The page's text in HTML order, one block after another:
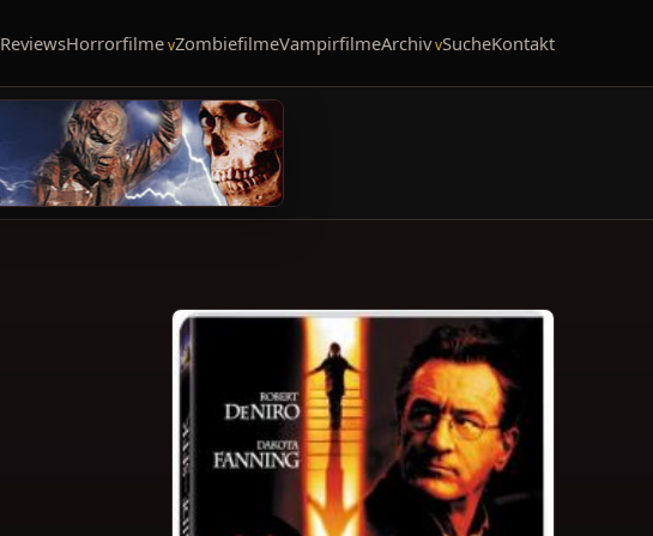
ReviewsHorrorfilme ZombiefilmeVampirfilmeArchiv SucheKontakt